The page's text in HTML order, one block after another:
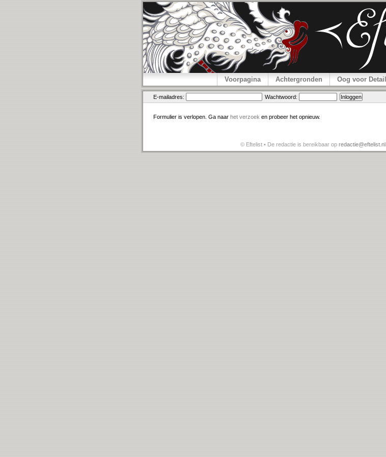
Voorpagina Achtergronden Oog voor Detail
E-mailadres: Wachtwoord:
Formulier is verlopen. Ga naar het verzoek en probeer het opnieuw.
© Eftelist • De redactie is bereikbaar op redactie@eftelist.nl